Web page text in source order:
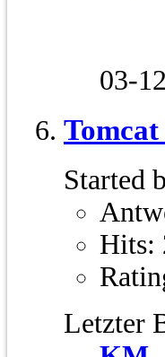
03-
Started
Hits:
Letzter